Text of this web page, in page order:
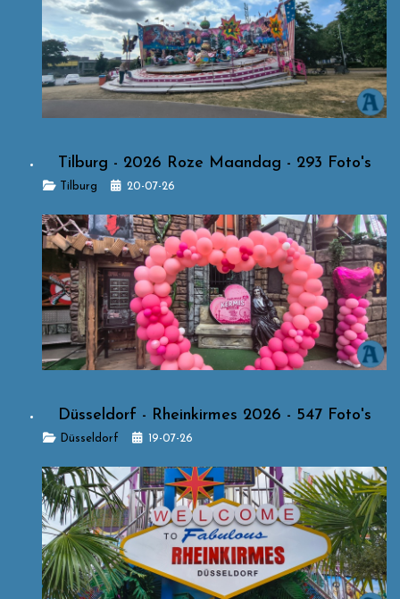
Tilburg - 2026 Roze Maandag - 293 Foto's
Details
Tilburg 20-07-26
Düsseldorf - Rheinkirmes 2026 - 547 Foto's
DetailsDüsseldorf 19-07-26